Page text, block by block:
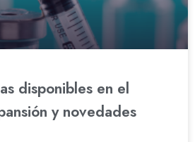
disponibles en el
y novedades